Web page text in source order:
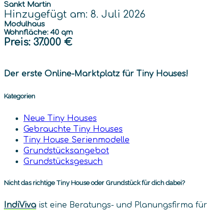
Sankt Martin
Hinzugefügt am: 8. Juli 2026
Modulhaus
Wohnfläche: 40 qm
Preis: 37.000 €
Der erste Online-Marktplatz für Tiny Houses!
Kategorien
Neue Tiny Houses
Gebrauchte Tiny Houses
Tiny House Serienmodelle
Grundstücksangebot
Grundstücksgesuch
Nicht das richtige Tiny House oder Grundstück für dich dabei?
IndiViva ist eine Beratungs- und Planungsfirma für